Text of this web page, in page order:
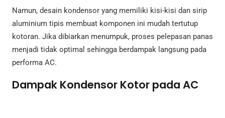
Namun, desain kondensor yang memiliki kisi-kisi dan sirip
aluminium tipis membuat komponen ini mudah tertutup
kotoran. Jika dibiarkan menumpuk, proses pelepasan panas
menjadi tidak optimal sehingga berdampak langsung pada
performa AC.
Dampak Kondensor Kotor pada AC